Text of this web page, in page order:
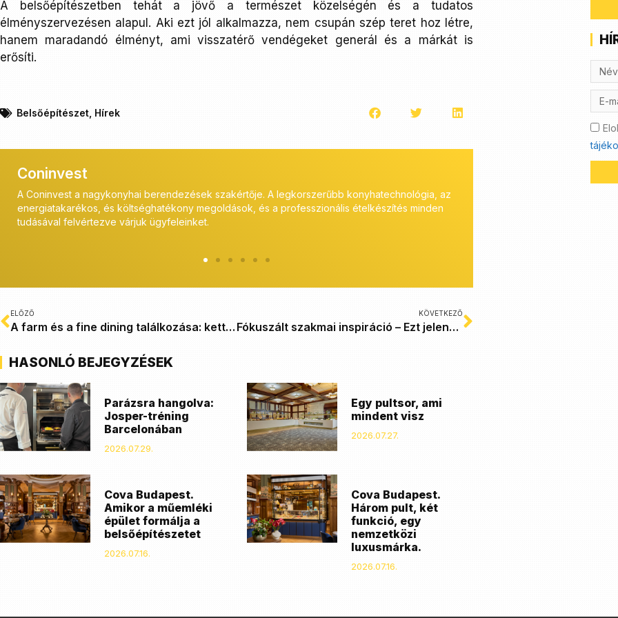
A belsőépítészetben tehát a jövő a természet közelségén és a tudatos
élményszervezésen alapul. Aki ezt jól alkalmazza, nem csupán szép teret hoz létre,
hanem maradandó élményt, ami visszatérő vendégeket generál és a márkát is
erősíti.
Belsőépítészet Hírek
Coninvest
A Coninvest a vendéglátóipar szakértői számára kínál professzionális megoldásokat. A tervezés
és a kivitelezés során is ügyfeleink mellett állunk, szerviz szolgáltatásaink pedig hosszútávon is
biztosítják a megfelelő működést.
ELŐZŐ
A farm és a fine dining találkozása: kettős kihívás a konyhában
KÖVETKEZŐ
Fókuszált szakmai inspiráció – Ezt jelenti az Intergastra Stuttgart
HASONLÓ BEJEGYZÉSEK
Parázsra hangolva:
Josper-tréning
Barcelonában
2026.07.29.
Egy pultsor, ami
mindent visz
2026.07.27.
Cova Budapest.
Amikor a műemléki
épület formálja a
belsőépítészetet
2026.07.16.
Cova Budapest.
Három pult, két
funkció, egy
nemzetközi
luxusmárka.
2026.07.16.